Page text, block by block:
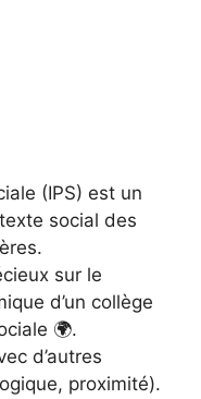
(IPS) est un
social des
sur le
d’un collège
🌍.
d’autres
proximité).